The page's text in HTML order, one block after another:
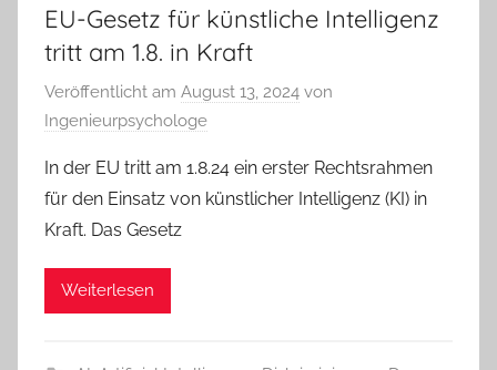
EU-Gesetz für künstliche Intelligenz
tritt am 1.8. in Kraft
Veröffentlicht am August 13, 2024 von
Ingenieurpsychologe
In der EU tritt am 1.8.24 ein erster Rechtsrahmen
für den Einsatz von künstlicher Intelligenz (KI) in
Kraft. Das Gesetz
Weiterlesen